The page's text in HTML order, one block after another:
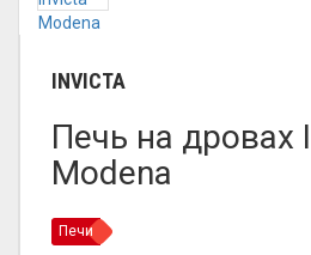
INVICTA
Печь на дровах
Modena
Печи